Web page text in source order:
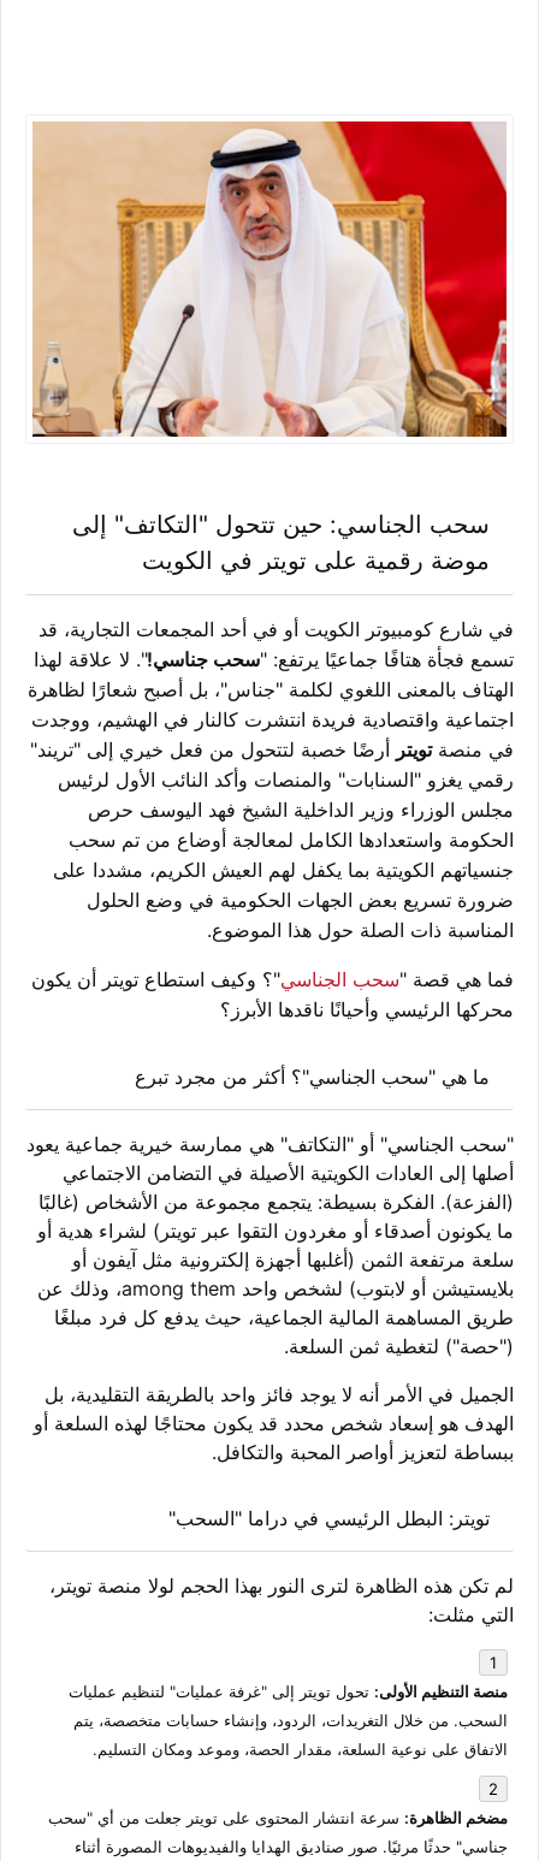
سحب الجناسي: حين تتحول "التكاتف" إلى
موضة رقمية على تويتر في الكويت
في شارع كومبيوتر الكويت أو في أحد المجمعات التجارية، قد
تسمع فجأة هتافًا جماعيًا يرتفع: "سحب جناسي!". لا علاقة لهذا
الهتاف بالمعنى اللغوي لكلمة "جناس"، بل أصبح شعارًا لظاهرة
اجتماعية واقتصادية فريدة انتشرت كالنار في الهشيم، ووجدت
في منصةتويتر أرضًا خصبة لتتحول من فعل خيري إلى "تريند"
رقمي يغزو "السنابات" والمنصات وأكد النائب الأول لرئيس
مجلس الوزراء وزير الداخلية الشيخ فهد اليوسف حرص
الحكومة واستعدادها الكامل لمعالجة أوضاع من تم سحب
جنسياتهم الكويتية بما يكفل لهم العيش الكريم، مشددا على
ضرورة تسريع بعض الجهات الحكومية في وضع الحلول
المناسبة ذات الصلة حول هذا الموضوع.
فما هي قصة "سحب الجناسي"؟ وكيف استطاع تويتر أن يكون
محركها الرئيسي وأحيانًا ناقدها الأبرز؟
ما هي "سحب الجناسي"؟ أكثر من مجرد تبرع
"سحب الجناسي" أو "التكاتف" هي ممارسة خيرية جماعية يعود
أصلها إلى العادات الكويتية الأصيلة في التضامن الاجتماعي
(الفزعة). الفكرة بسيطة: يتجمع مجموعة من الأشخاص (غالبًا
ما يكونون أصدقاء أو مغردون التقوا عبر تويتر) لشراء هدية أو
سلعة مرتفعة الثمن (أغلبها أجهزة إلكترونية مثل آيفون أو
بلايستيشن أو لابتوب) لشخص واحد among them، وذلك عن
طريق المساهمة المالية الجماعية، حيث يدفع كل فرد مبلغًا
("حصة") لتغطية ثمن السلعة.
الجميل في الأمر أنه لا يوجد فائز واحد بالطريقة التقليدية، بل
الهدف هو إسعاد شخص محدد قد يكون محتاجًا لهذه السلعة أو
ببساطة لتعزيز أواصر المحبة والتكافل.
تويتر: البطل الرئيسي في دراما "السحب"
لم تكن هذه الظاهرة لترى النور بهذا الحجم لولا منصة تويتر،
التي مثلت:
منصة التنظيم الأولى: تحول تويتر إلى "غرفة عمليات" لتنظيم عمليات
السحب. من خلال التغريدات، الردود، وإنشاء حسابات متخصصة، يتم
الاتفاق على نوعية السلعة، مقدار الحصة، وموعد ومكان التسليم.
مضخم الظاهرة: سرعة انتشار المحتوى على تويتر جعلت من أي "سحب
جناسي" حدثًا مرئيًا. صور صناديق الهدايا والفيديوهات المصورة أثناء